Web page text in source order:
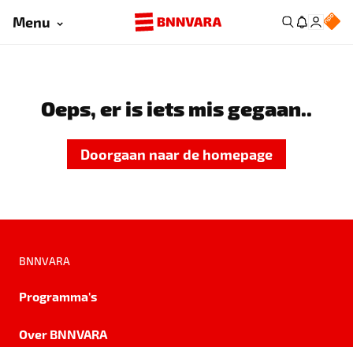
Menu
Oeps, er is iets mis gegaan..
Doorgaan naar de homepage
BNNVARA
Programma's
Over BNNVARA